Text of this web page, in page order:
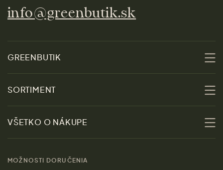
info@greenbutik.sk
GREENBUTIK
Udržateľnosť
Kontakt
SORTIMENT
Zľavy
Ženy
Muži
VŠETKO O NÁKUPE
MOŽNOSTI DORUČENIA